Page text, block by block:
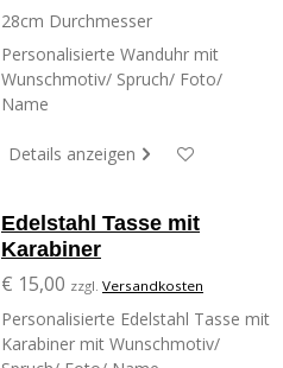
28cm Durchmesser
Personalisierte Wanduhr mit
Wunschmotiv/ Spruch/ Foto/
Name
Details anzeigen
Edelstahl Tasse mit
Karabiner
€ 15,00 zzgl. Versandkosten
Personalisierte Edelstahl Tasse mit
Karabiner mit Wunschmotiv/